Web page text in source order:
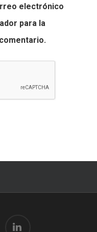
electrónico
para la